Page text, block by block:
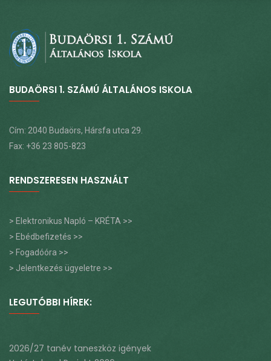
BUDAÖRSI 1. SZÁMÚ ÁLTALÁNOS ISKOLA
Cím: 2040 Budaörs, Hársfa utca 29.
Fax: +36 23 805-823
RENDSZERESEN HASZNÁLT
> Elektronikus Napló – KRÉTA >>
> Ebédbefizetés >>
> Fogadóóra >>
> Jelentkezés ügyeletre >>
LEGUTÓBBI HÍREK:
2026/27 tanév taneszköz igények